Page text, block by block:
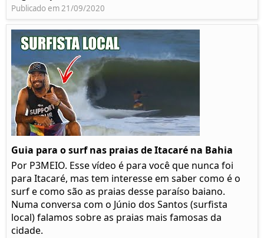
Publicado em 21/09/2020
Guia para o surf nas praias de Itacaré na Bahia
Por P3MEIO. Esse vídeo é para você que nunca foi
para Itacaré, mas tem interesse em saber como é o
surf e como são as praias desse paraíso baiano.
Numa conversa com o Júnio dos Santos (surfista
local) falamos sobre as praias mais famosas da
cidade.